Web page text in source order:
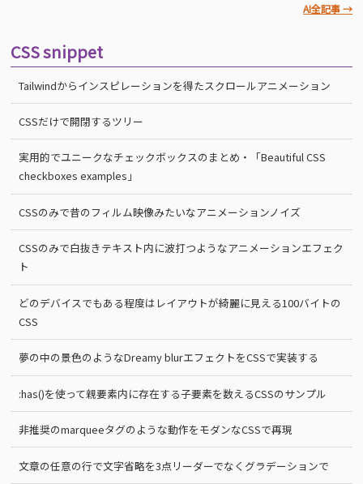
AI全記事 →
CSS snippet
Tailwindからインスピレーションを得たスクロールアニメーション
CSSだけで開閉するツリー
実用的でユニークなチェックボックスのまとめ・「Beautiful CSS
checkboxes examples」
CSSのみで昔のフィルム映像みたいなアニメーションノイズ
CSSのみで白抜きテキスト内に波打つようなアニメーションエフェク
ト
どのデバイスでもある程度はレイアウトが綺麗に見える100バイトの
CSS
夢の中の景色のようなDreamy blurエフェクトをCSSで実装する
:has()を使って親要素内に存在する子要素を数えるCSSのサンプル
非推奨のmarqueeタグのような動作をモダンなCSSで再現
文章の任意の行で文字省略を3点リーダーでなくグラデーションで